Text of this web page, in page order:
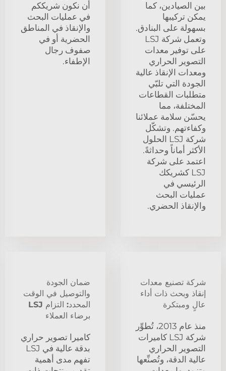
بين الصيادين، كما
يمكن تركيبها
بسهولة على البنادق.
وتعمل شركة LSJ
على توفير معدات
التصوير الحراري
ومعدات الإنقاذ عالية
الجودة التي تلبّي
متطلبات القطاعات
المختلفة، مما
يحسّن سلامة عملائنا
وكفاءتهم. وتشكّل
شركة LSJ الحلول
الأكثر أماناً وحداثةً.
اعتمد على شركة
LSJ كشريكك
الرئيسي في
عمليات البحث
والإنقاذ الحضري.
أن نكون شريككم
في عمليات البحث
والإنقاذ في المناطق
الحضرية أو في
صفوف رجال
الإطفاء.
شركة تصنيع معدات
إنقاذ وبحث ذات أداء
عالٍ ومبتكرة
منذ عام 2013، تُطوِّر
شركة LSJ كاميرات
التصوير الحراري
عالية الدقة، وتُصنِّعها
ضمان الجودة
والتوصيل في الوقت
المحدد: التزام LSJ
برضاء العملاء
كاميرا تصوير حراري
بدقة عالية في LSJ
تفهم مدى أهمية